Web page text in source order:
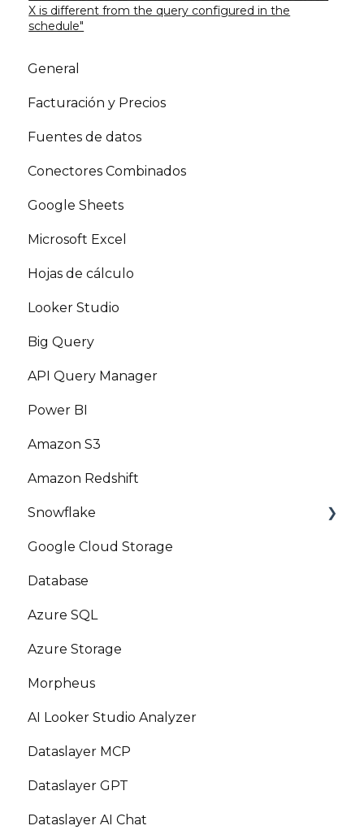
X is different from the query configured in the
schedule"
General
Facturación y Precios
Fuentes de datos
Conectores Combinados
Google Sheets
Microsoft Excel
Hojas de cálculo
Looker Studio
Big Query
API Query Manager
Power BI
Amazon S3
Amazon Redshift
Snowflake
Marketplace
Google Cloud Storage
Database
Azure SQL
Azure Storage
Morpheus
AI Looker Studio Analyzer
Dataslayer MCP
Dataslayer GPT
Dataslayer AI Chat